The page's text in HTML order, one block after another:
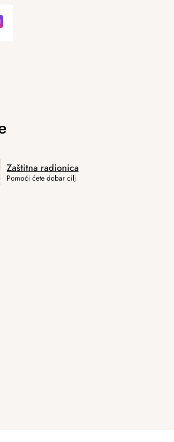
Zaštitna radionica
Pomoći ćete dobar cilj